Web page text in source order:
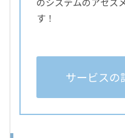
す！
サービスの